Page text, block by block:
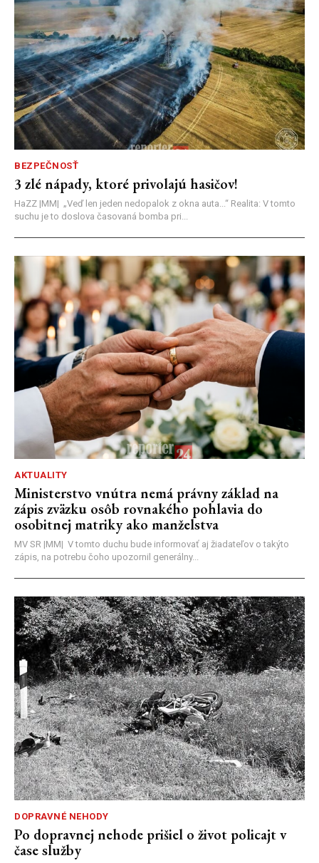
BEZPEČNOSŤ
3 zlé nápady, ktoré privolajú hasičov!
HaZZ |MM| ​„Veď len jeden nedopalok z okna auta...“ ​Realita: V tomto
suchu je to doslova časovaná bomba pri...
AKTUALITY
Ministerstvo vnútra nemá právny základ na
zápis zväzku osôb rovnakého pohlavia do
osobitnej matriky ako manželstva
MV SR |MM| V tomto duchu bude informovať aj žiadateľov o takýto
zápis, na potrebu čoho upozornil generálny...
DOPRAVNÉ NEHODY
Po dopravnej nehode prišiel o život policajt v
čase služby